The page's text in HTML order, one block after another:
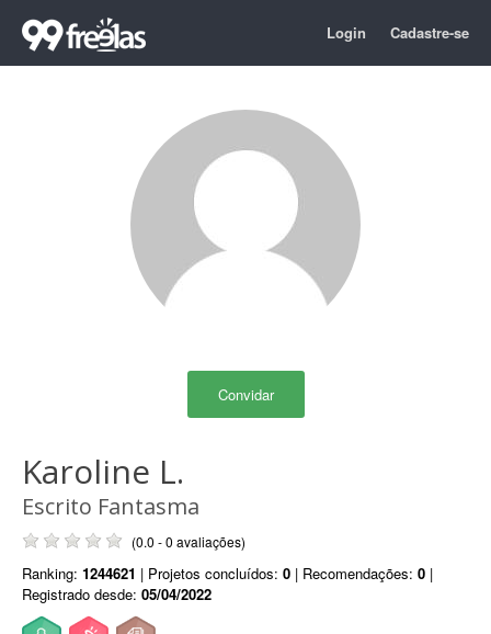
Login Cadastre-se
Convidar
Karoline L.
Escrito Fantasma
(0.0 - 0 avaliações)
Ranking: 1244621 | Projetos concluídos: 0 | Recomendações: 0 |
Registrado desde: 05/04/2022